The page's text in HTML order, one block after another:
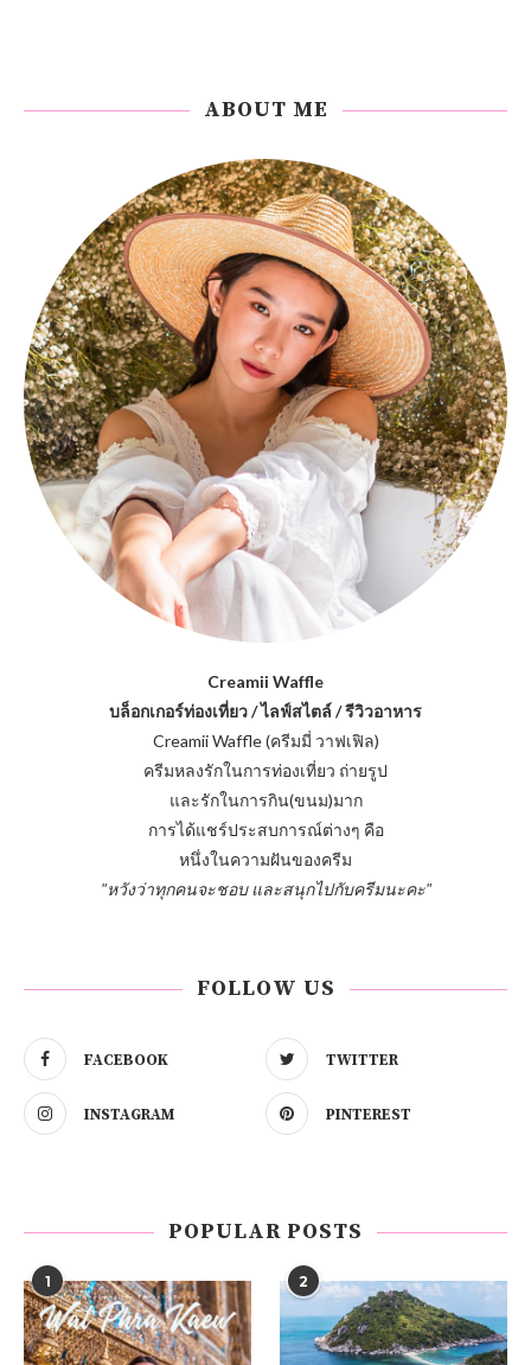
ABOUT ME
Creamii Waffle
บล็อกเกอร์ท่องเที่ยว / ไลฟ์สไตล์ / รีวิวอาหาร
Creamii Waffle (ครีมมี่ วาฟเฟิล)
ครีมหลงรักในการท่องเที่ยว ถ่ายรูป
และรักในการกิน(ขนม)มาก
การได้แชร์ประสบการณ์ต่างๆ คือ
หนึ่งในความฝันของครีม
"หวังว่าทุกคนจะชอบ และสนุกไปกับครีมนะคะ"
FOLLOW US
FACEBOOK TWITTER
INSTAGRAM PINTEREST
POPULAR POSTS
1 2